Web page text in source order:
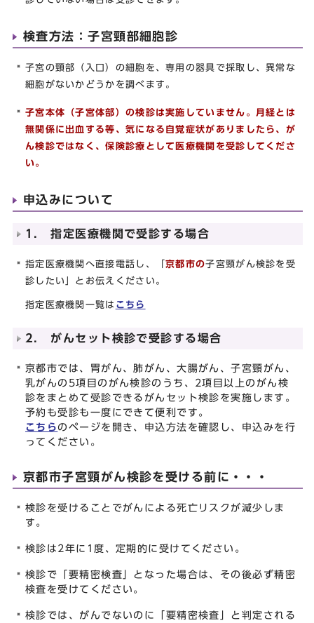
検査方法：子宮頸部細胞診
子宮の頸部（入口）の細胞を、専用の器具で採取し、異常な
細胞がないかどうかを調べます。
子宮本体（子宮体部）の検診は実施していません。月経とは
無関係に出血する等、気になる自覚症状がありましたら、が
ん検診ではなく、保険診療として医療機関を受診してくださ
い。
申込みについて
1. 指定医療機関で受診する場合
指定医療機関へ直接電話し、「京都市の子宮頸がん検診を受
診したい」とお伝えください。
指定医療機関一覧は こちら
2. がんセット検診で受診する場合
京都市では、胃がん、肺がん、大腸がん、子宮頸がん、
乳がんの5項目のがん検診のうち、2項目以上のがん検
診をまとめて受診できるがんセット検診を実施します。
予約も受診も一度にできて便利です。
こちら のページを開き、申込方法を確認し、申込みを行
ってください。
京都市子宮頸がん検診を受ける前に・・・
検診を受けることでがんによる死亡リスクが減少しま
す。
検診は2年に1度、定期的に受けてください。
検診で「要精密検査」となった場合は、その後必ず精密
検査を受けてください。
検診では、がんでないのに「要精密検査」と判定される